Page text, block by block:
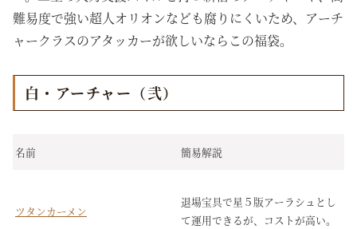
難易度で強い超人オリオンなども腐りにくいため、アーチ
ャークラスのアタッカーが欲しいならこの福袋。
白・アーチャー（弐）
名前 簡易解説
ツタンカーメン
退場宝具で星５版アーラシュとし
て運用できるが、コストが高い。